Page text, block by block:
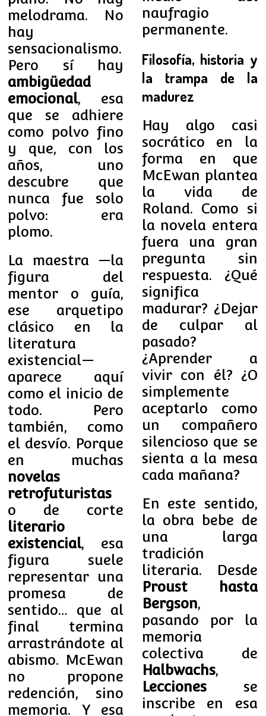
melodrama. No
hay
sensacionalismo.
Pero sí hay
ambigüedad
emocional, esa
que se adhiere
como polvo fino
y que, con los
años, uno
descubre que
nunca fue solo
polvo: era
plomo.
La maestra —la
figura del
mentor o guía,
ese arquetipo
clásico en la
literatura
existencial—
aparece aquí
como el inicio de
todo. Pero
también, como
el desvío. Porque
en muchas
novelas
retrofuturistas
o de corte
literario
existencial, esa
figura suele
representar una
promesa de
sentido… que al
final termina
arrastrándote al
abismo. McEwan
no propone
redención, sino
memoria. Y esa
naufragio
permanente.
Filosofía, historia y
la trampa de la
madurez
Hay algo casi
socrático en la
forma en que
McEwan plantea
la vida de
Roland. Como si
la novela entera
fuera una gran
pregunta sin
respuesta. ¿Qué
significa
madurar? ¿Dejar
de culpar al
pasado?
¿Aprender a
vivir con él? ¿O
simplemente
aceptarlo como
un compañero
silencioso que se
sienta a la mesa
cada mañana?
En este sentido,
la obra bebe de
una larga
tradición
literaria. Desde
Proust hasta
Bergson,
pasando por la
memoria
colectiva de
Halbwachs,
Leccionesse
inscribe en esa